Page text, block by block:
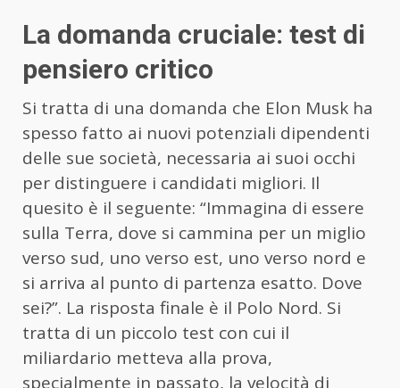
La domanda cruciale: test di
pensiero critico
Si tratta di una domanda che Elon Musk ha
spesso fatto ai nuovi potenziali dipendenti
delle sue società, necessaria ai suoi occhi
per distinguere i candidati migliori. Il
quesito è il seguente: “Immagina di essere
sulla Terra, dove si cammina per un miglio
verso sud, uno verso est, uno verso nord e
si arriva al punto di partenza esatto. Dove
sei?”. La risposta finale è il Polo Nord. Si
tratta di un piccolo test con cui il
miliardario metteva alla prova,
specialmente in passato, la velocità di